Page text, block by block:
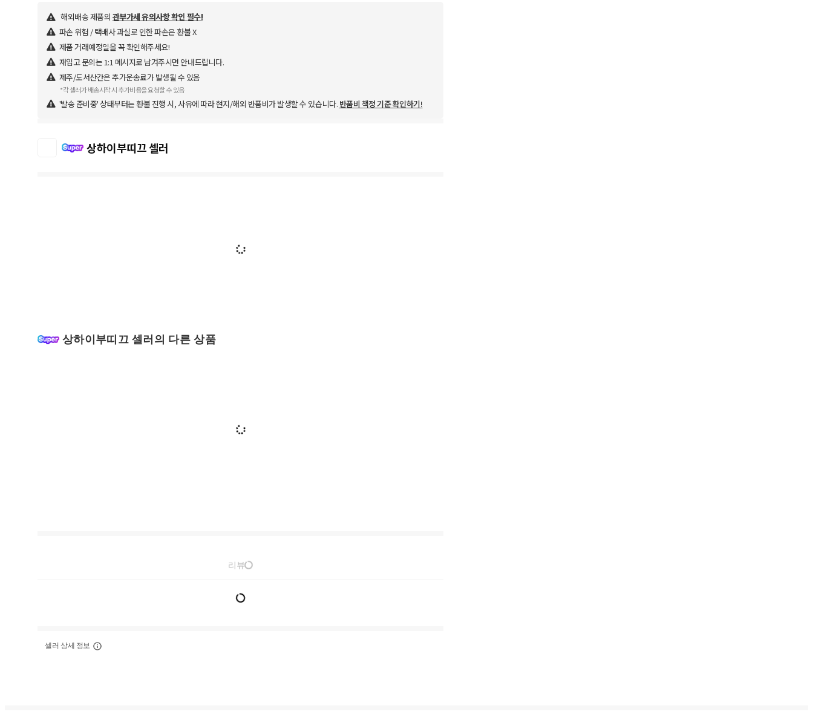
해외배송 제품의 관부가세 유의사항 확인 필수!
파손 위험 / 택배사 과실로 인한 파손은 환불 X
제품 거래예정일을 꼭 확인해주세요!
재입고 문의는 1:1 메시지로 남겨주시면 안내드립니다.
제주/도서산간은 추가운송료가 발생될 수 있음
*각 셀러가 배송시작 시 추가비용을 요청할 수 있음
'발송 준비중' 상태부터는 환불 진행 시, 사유에 따라 현지/해외 반품비가 발생할 수 있습니다. 반품비 책정 기준 확인하기!
상하이부띠끄 셀러
상하이부띠끄 셀러의 다른 상품
리뷰
셀러 상세 정보